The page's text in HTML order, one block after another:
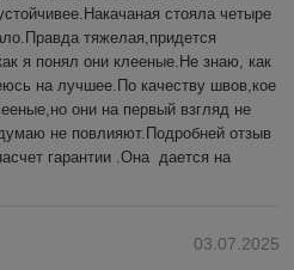
стояла четыре
тяжелая,придется
я понял они клееные.Не знаю, как
на лучшее.По качеству швов,кое
они на первый взгляд не
не повлияют.Подробней отзыв
гарантии .Она  дается на
03.07.2025